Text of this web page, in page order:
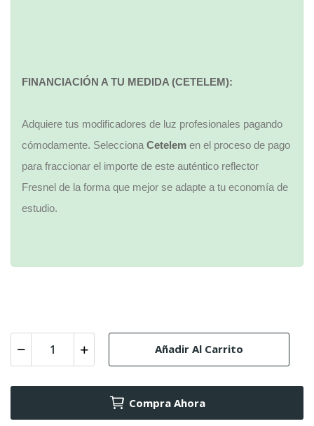
FINANCIACIÓN A TU MEDIDA (CETELEM):
Adquiere tus modificadores de luz profesionales pagando
cómodamente. Selecciona Cetelem en el proceso de pago
para fraccionar el importe de este auténtico reflector
Fresnel de la forma que mejor se adapte a tu economía de
estudio.
Añadir Al Carrito
Compra Ahora